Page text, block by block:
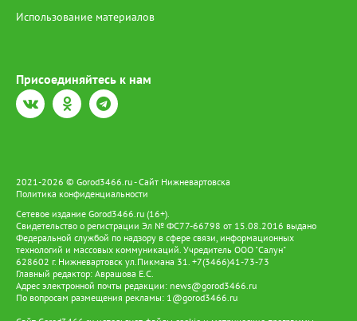
Использование материалов
Присоединяйтесь к нам
2021-2026 © Gorod3466.ru - Сайт Нижневартовска
Политика конфиденциальности
Сетевое издание Gorod3466.ru (16+).
Свидетельство о регистрации Эл № ФС77-66798 от 15.08.2016 выдано
Федеральной службой по надзору в сфере связи, информационных
технологий и массовых коммуникаций. Учредитель ООО "Салун"
628602 г. Нижневартовск ул.Пикмана 31. +7(3466)41-73-73
Главный редактор: Аврашова Е.С.
Адрес электронной почты редакции: news@gorod3466.ru
По вопросам размещения рекламы: 1@gorod3466.ru